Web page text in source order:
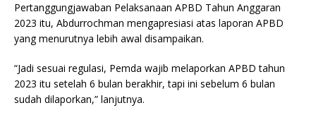
Pertanggungjawaban Pelaksanaan APBD Tahun Anggaran
2023 itu, Abdurrochman mengapresiasi atas laporan APBD
yang menurutnya lebih awal disampaikan.
“Jadi sesuai regulasi, Pemda wajib melaporkan APBD tahun
2023 itu setelah 6 bulan berakhir, tapi ini sebelum 6 bulan
sudah dilaporkan,” lanjutnya.